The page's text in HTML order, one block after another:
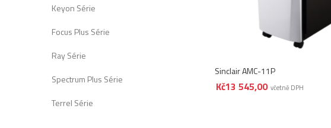
Keyon Série
Focus Plus Série
Ray Série
Spectrum Plus Série
Terrel Série
Sinclair AMC-11P
Kč13 545,00 včetně DPH